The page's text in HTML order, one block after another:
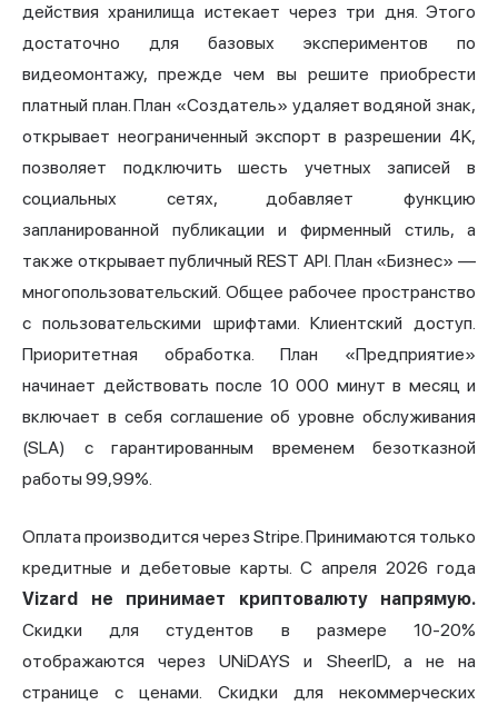
действия хранилища истекает через три дня. Этого
достаточно для базовых экспериментов по
видеомонтажу, прежде чем вы решите приобрести
платный план. План «Создатель» удаляет водяной знак,
открывает неограниченный экспорт в разрешении 4K,
позволяет подключить шесть учетных записей в
социальных сетях, добавляет функцию
запланированной публикации и фирменный стиль, а
также открывает публичный REST API. План «Бизнес» —
многопользовательский. Общее рабочее пространство
с пользовательскими шрифтами. Клиентский доступ.
Приоритетная обработка. План «Предприятие»
начинает действовать после 10 000 минут в месяц и
включает в себя соглашение об уровне обслуживания
(SLA) с гарантированным временем безотказной
работы 99,99%.
Оплата производится через Stripe. Принимаются только
кредитные и дебетовые карты. С апреля 2026 года
Vizard не принимает криптовалюту напрямую.
Скидки для студентов в размере 10-20%
отображаются через UNiDAYS и SheerID, а не на
странице с ценами. Скидки для некоммерческих